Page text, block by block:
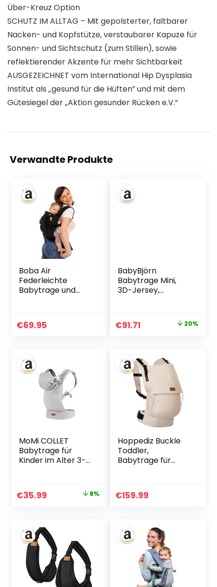
Über-Kreuz Option
SCHUTZ IM ALLTAG – Mit gepolsterter, faltbarer
Nacken- und Kopfstütze, verstaubarer Kapuze für
Sonnen- und Sichtschutz (zum Stillen), sowie
reflektierender Akzente für mehr Sichtbarkeit
AUSGEZEICHNET vom International Hip Dysplasia
Institut als „gesund für die Hüften” und mit dem
Gütesiegel der „Aktion gesunder Rücken e.V.“
Verwandte Produkte
Boba Air
Federleichte
Babytrage und
Monaten (7-20kg)
–
Tragetasche mit 2
Tragepositionen
(Bauch/Rücken) –
Schwarz
€69.95
BabyBjörn
Babytrage Mini,
3D-Jersey,
Ursprünglicher
€114.90
€91.71 Aktueller
€91.71.
20%
MoMi COLLET
Babytrage für
Kinder im Alter 3-
Körpergewicht), 2
Tragepositionen
mit Kapuze und
einer
Köpfchenstütze
für das Baby
Ursprünglicher
€38.99
€35.99 Aktueller
€35.99.
8%
Hoppediz Buckle
Toddler,
Babytrage für
€159.99